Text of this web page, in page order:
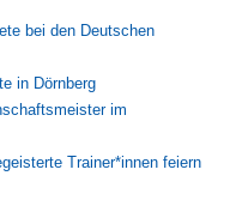
bei den Deutschen
in Dörnberg
im
Trainer*innen feiern